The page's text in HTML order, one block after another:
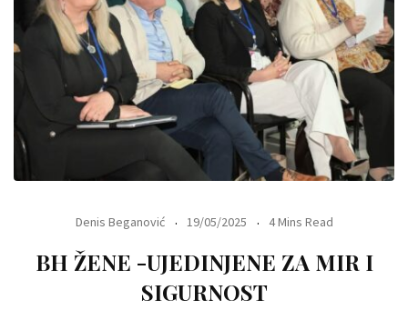
Denis Beganović 19/05/2025 4 Mins Read
BH ŽENE -UJEDINJENE ZA MIR I
SIGURNOST